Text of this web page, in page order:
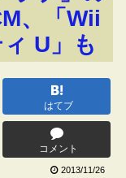
、「Wii
U」も
はてブ
コメント
2013/11/26